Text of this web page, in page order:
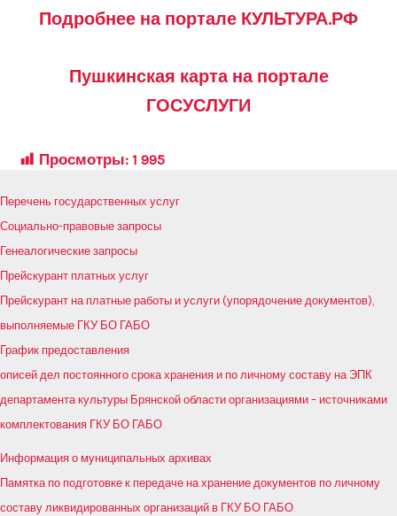
Подробнее на портале КУЛЬТУРА.РФ
Пушкинская карта на портале
ГОСУСЛУГИ
Просмотры: 1 995
Перечень государственных услуг
Социально-правовые запросы
Генеалогические запросы
Прейскурант платных услуг
Прейскурант на платные работы и услуги (упорядочение документов),
выполняемые ГКУ БО ГАБО
График предоставления
описей дел постоянного срока хранения и по личному составу на ЭПК
департамента культуры Брянской области организациями – источниками
комплектования ГКУ БО ГАБО
Информация о муниципальных архивах
Памятка по подготовке к передаче на хранение документов по личному
составу ликвидированных организаций в ГКУ БО ГАБО